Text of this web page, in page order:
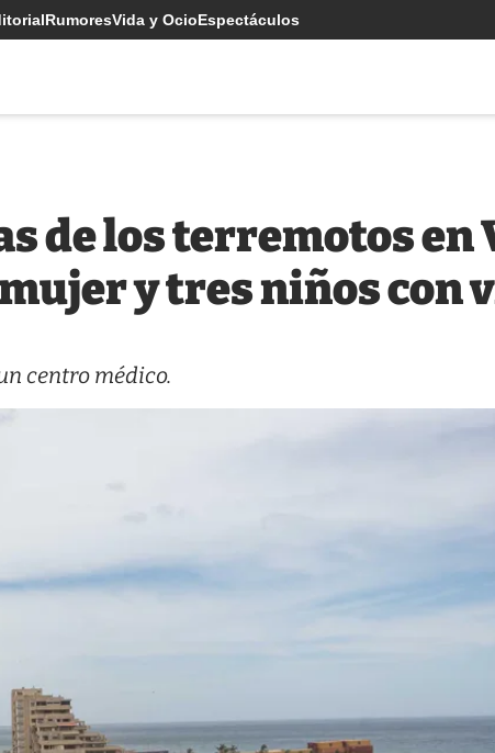
RumoresVida y OcioEspectáculos
de los terremotos en
y tres niños con
centro médico.